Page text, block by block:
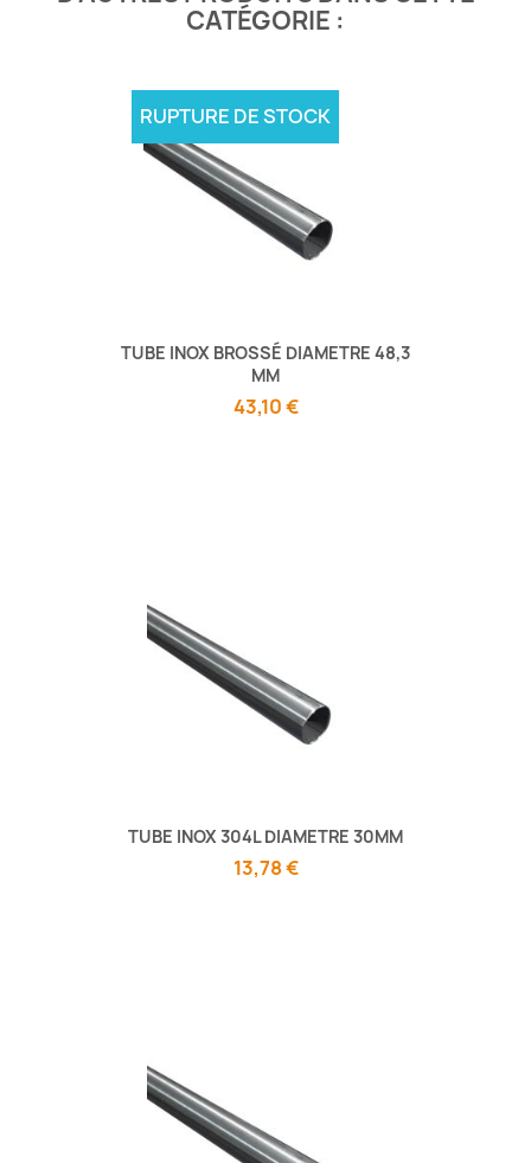
CATÉGORIE :
TUBE INOX BROSSÉ DIAMETRE 48,3
MM
43,10 €
RUPTURE DE STOCK
TUBE INOX 304L DIAMETRE 30MM
13,78 €